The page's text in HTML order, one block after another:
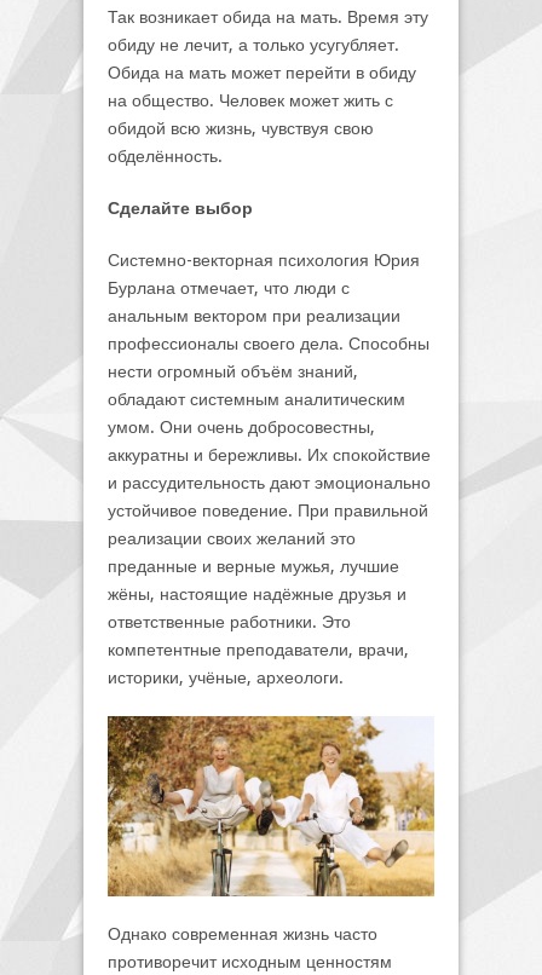
Так возникает обида на мать. Время эту
обиду не лечит, а только усугубляет.
Обида на мать может перейти в обиду
на общество. Человек может жить с
обидой всю жизнь, чувствуя свою
обделённость.
Сделайте выбор
Системно-векторная психология Юрия
Бурлана отмечает, что люди с
анальным вектором при реализации
профессионалы своего дела. Способны
нести огромный объём знаний,
обладают системным аналитическим
умом. Они очень добросовестны,
аккуратны и бережливы. Их спокойствие
и рассудительность дают эмоционально
устойчивое поведение. При правильной
реализации своих желаний это
преданные и верные мужья, лучшие
жёны, настоящие надёжные друзья и
ответственные работники. Это
компетентные преподаватели, врачи,
историки, учёные, археологи.
Однако современная жизнь часто
противоречит исходным ценностям